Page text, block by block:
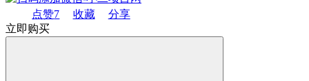
点赞7 收藏
分享
立即购买